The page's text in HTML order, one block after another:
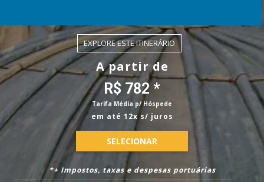
EXPLORE ESTE ITINERÁRIO
A partir de
R$ 782 *
Tarifa Média p/ Hóspede
em até 12x s/ juros
SELECIONAR
*+ Impostos, taxas e despesas portuárias